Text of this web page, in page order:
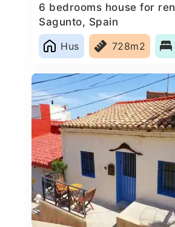
6 bedrooms house for
Sagunto, Spain
Hus
728m2